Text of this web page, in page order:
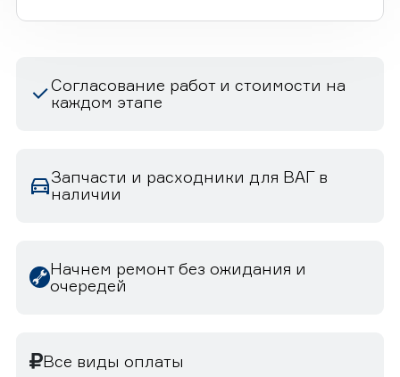
Согласование работ и стоимости на
каждом этапе
Запчасти и расходники для ВАГ в
наличии
Начнем ремонт без ожидания и
очередей
Все виды оплаты